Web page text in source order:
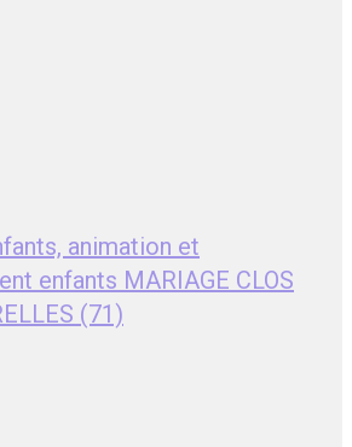
animation et
enfants MARIAGE CLOS
(71)